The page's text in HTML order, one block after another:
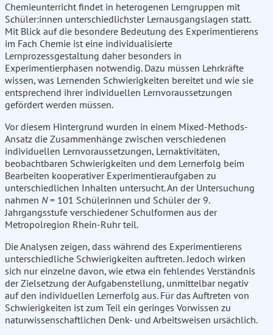
Chemieunterricht findet in heterogenen Lerngruppen mit
Schüler:innen unterschiedlichster Lernausgangslagen statt.
Mit Blick auf die besondere Bedeutung des Experimentierens
im Fach Chemie ist eine individualisierte
Lernprozessgestaltung daher besonders in
Experimentierphasen notwendig. Dazu müssen Lehrkräfte
wissen, was Lernenden Schwierigkeiten bereitet und wie sie
entsprechend ihrer individuellen Lernvoraussetzungen
gefördert werden müssen.
Vor diesem Hintergrund wurden in einem Mixed-Methods-
Ansatz die Zusammenhänge zwischen verschiedenen
individuellen Lernvoraussetzungen, Lernaktivitäten,
beobachtbaren Schwierigkeiten und dem Lernerfolg beim
Bearbeiten kooperativer Experimentieraufgaben zu
unterschiedlichen Inhalten untersucht. An der Untersuchung
nahmen N= 101 Schülerinnen und Schüler der 9.
Jahrgangsstufe verschiedener Schulformen aus der
Metropolregion Rhein-Ruhr teil.
Die Analysen zeigen, dass während des Experimentierens
unterschiedliche Schwierigkeiten auftreten. Jedoch wirken
sich nur einzelne davon, wie etwa ein fehlendes Verständnis
der Zielsetzung der Aufgabenstellung, unmittelbar negativ
auf den individuellen Lernerfolg aus. Für das Auftreten von
Schwierigkeiten ist zum Teil ein geringes Vorwissen zu
naturwissenschaftlichen Denk- und Arbeitsweisen ursächlich.